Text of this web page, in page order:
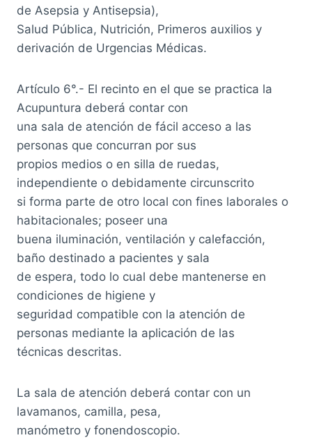
de Asepsia y Antisepsia),
Salud Pública, Nutrición, Primeros auxilios y
derivación de Urgencias Médicas.
Artículo 6°.- El recinto en el que se practica la
Acupuntura deberá contar con
una sala de atención de fácil acceso a las
personas que concurran por sus
propios medios o en silla de ruedas,
independiente o debidamente circunscrito
si forma parte de otro local con fines laborales o
habitacionales; poseer una
buena iluminación, ventilación y calefacción,
baño destinado a pacientes y sala
de espera, todo lo cual debe mantenerse en
condiciones de higiene y
seguridad compatible con la atención de
personas mediante la aplicación de las
técnicas descritas.
La sala de atención deberá contar con un
lavamanos, camilla, pesa,
manómetro y fonendoscopio.